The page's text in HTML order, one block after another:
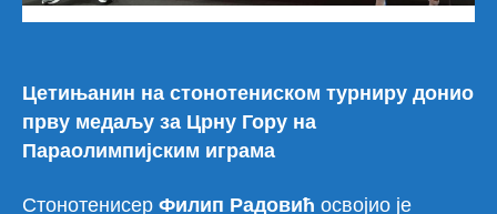
Цетињанин на стонотениском турниру донио
прву медаљу за Црну Гору на
Параолимпијским играма
СтонотенисерФилип Радовић освојио је